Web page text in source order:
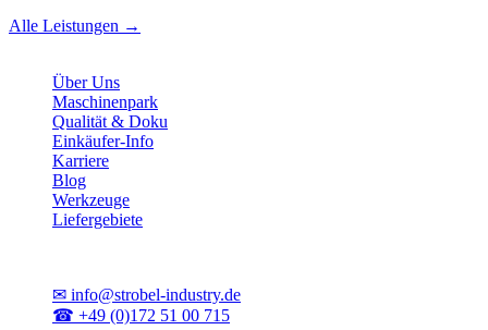
Alle Leistungen →
Über Uns
Maschinenpark
Qualität & Doku
Einkäufer-Info
Karriere
Blog
Werkzeuge
Liefergebiete
✉ info@strobel-industry.de
☎ +49 (0)172 51 00 715